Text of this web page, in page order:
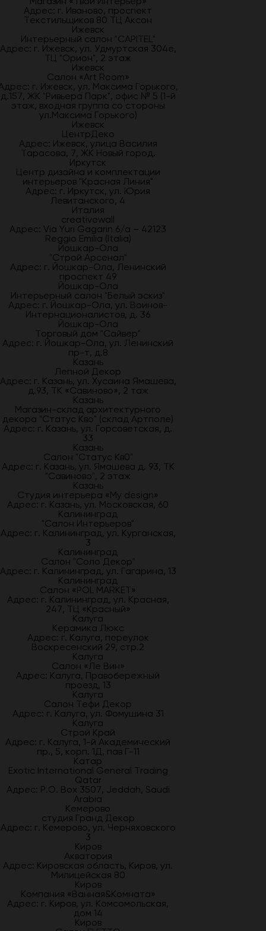
Адрес: г. Иваново, проспект
Текстильщиков 80 ТЦ Аксон
Ижевск
Интерьерный салон "CAPITEL"
Адрес: г. Ижевск, ул. Удмуртская 304е,
ТЦ "Орион", 2 этаж
Ижевск
Салон «Art Room»
г. Ижевск, ул. Максима Горького,
д.157, ЖК "Ривьера Парк", офис № 5 (1-й
этаж, входная группа со стороны
ул.Максима Горького)
Ижевск
ЦентрДеко
Адрес: Ижевск, улица Василия
Тарасова, 7, ЖК Новый город.
Иркутск
Центр дизайна и комплектации
интерьеров "Красная Линия"
Адрес: г. Иркутск, ул. Юрия
Левитанского, 4
Италия
creativewall
Адрес: Via Yuri Gagarin 6/a – 42123
Reggio Emilia (Italia)
Йошкар-Ола
"Строй Арсенал"
Адрес: г. Йошкар-Ола, Ленинский
проспект 49
Йошкар-Ола
Интерьерный салон "Белый эскиз"
Адрес: г. Йошкар-Ола, ул. Воинов-
Интернационалистов, д. 36
Йошкар-Ола
Торговый дом "Сайвер"
Адрес: г. Йошкар-Ола, ул. Ленинский
пр-т, д.8
Казань
Лепной Декор
Адрес: г. Казань, ул. Хусаина Ямашева,
д.93, ТК «Савиново», 2 таж
Казань
Магазин-склад архитектурного
декора "Статус Кво" (склад Артполе)
Адрес: г. Казань, ул. Горсоветская, д.
33
Казань
Салон "Статус Кв0"
Адрес: г. Казань, ул. Ямашева д. 93, ТК
"Савиново", 2 этаж
Казань
Студия интерьера «My design»
Адрес: г. Казань, ул. Московская, 60
Калининград
"Салон Интерьеров"
Адрес: г. Калининград, ул. Курганская,
3
Калининград
Салон "Соло Декор"
Адрес: г. Калининград, ул. Гагарина, 13
Калининград
Салон «POL MARKET»
Адрес: г. Калининград, ул. Красная,
247, ТЦ «Красный»
Калуга
Керамика Люкс
Адрес: г. Калуга, переулок
Воскресенский 29, стр.2
Калуга
Салон «Ле Вин»
Адрес: Калуга, Правобережный
проезд, 13
Калуга
Салон Тефи Декор
Адрес: г. Калуга, ул. Фомушина 31
Калуга
Строй Край
Адрес: г. Калуга, 1-й Академический
пр., 5, корп. 1Д, пав Г-11
Катар
Exotic International General Trading
Qatar
Адрес: P.O. Box 3507, Jeddah, Saudi
Arabia
Кемерово
студия Гранд Декор
Адрес: г. Кемерово, ул. Черняховского
3
Киров
Акватория
Адрес: Кировская область, Киров, ул.
Милицейская 80
Киров
Компания «Ванная&Комната»
Адрес: г. Киров, ул. Комсомольская,
дом 14
Киров